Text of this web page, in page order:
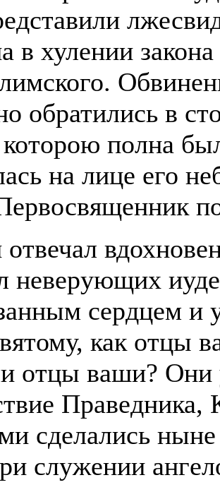
в хулении
обратились в
полна
на лице его
неверующих
сердцем и
как отцы
отцы ваши? Они
Праведника,
сделались
служении